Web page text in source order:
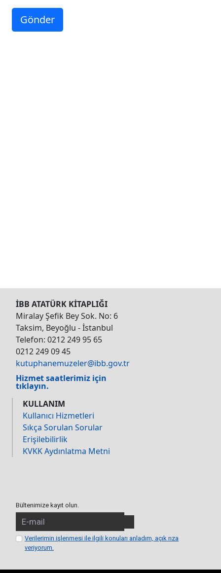
Gönder
İBB ATATÜRK KİTAPLIĞI
Miralay Şefik Bey Sok. No: 6
Taksim, Beyoğlu - İstanbul
Telefon: 0212 249 95 65
0212 249 09 45
kutuphanemuzeler@ibb.gov.tr
Hizmet saatlerimiz için
tıklayın.
KULLANIM
Kullanıcı Hizmetleri
Sıkça Sorulan Sorular
Erişilebilirlik
KVKK Aydınlatma Metni
Bültenimize kayıt olun.
Verilerimin işlenmesi ile ilgili konuları anladım, açık rıza
veriyorum.